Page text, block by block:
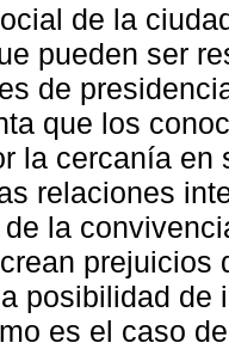
de la
pueden ser
de
que los
la cercanía en
relaciones
la
prejuicios
posibilidad de
es el caso